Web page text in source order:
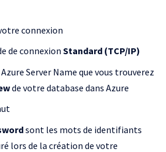
connexion
de connexion Standard (TCP/IP)
Server Name que vous trouverez
de votre database dans Azure
sont les mots de identifiants
lors de la création de votre